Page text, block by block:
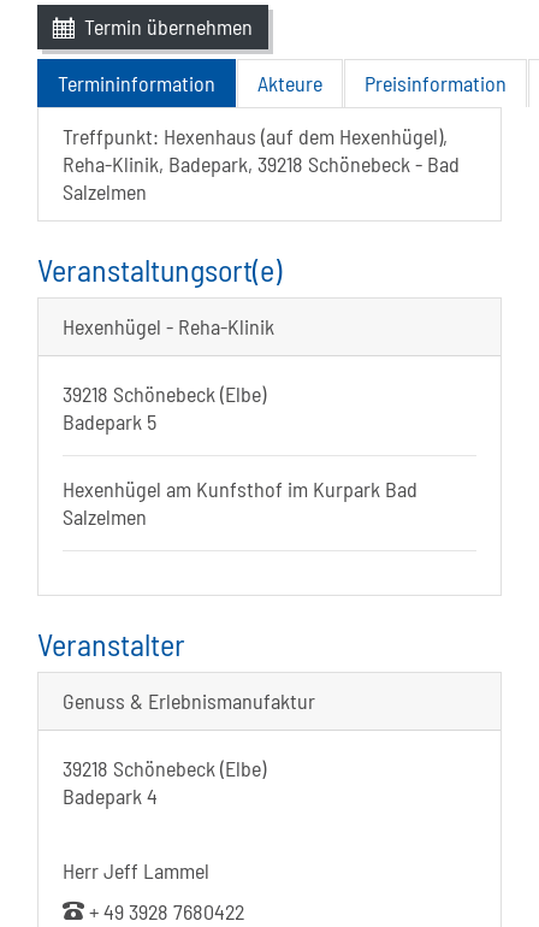
Termin übernehmen
Termininformation Akteure
Preisinformation
Treffpunkt: Hexenhaus (auf dem Hexenhügel),
Reha-Klinik, Badepark, 39218 Schönebeck - Bad
Salzelmen
Veranstaltungsort(e)
Hexenhügel - Reha-Klinik
39218 Schönebeck (Elbe)
Badepark 5
Hexenhügel am Kunfsthof im Kurpark Bad
Salzelmen
Veranstalter
Genuss & Erlebnismanufaktur
39218 Schönebeck (Elbe)
Badepark 4
Herr Jeff Lammel
+ 49 3928 7680422